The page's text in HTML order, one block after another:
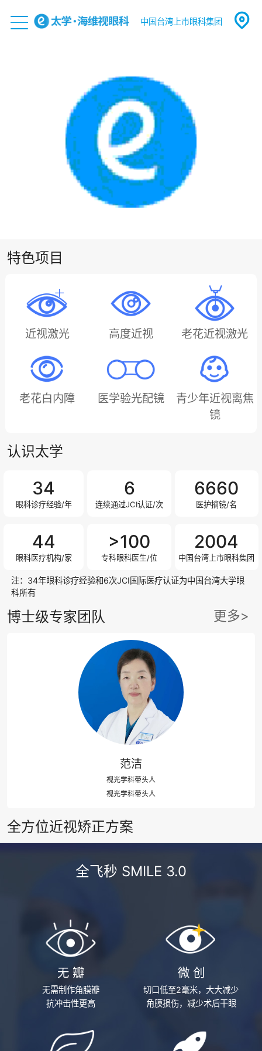
中国台湾上市眼科集团
特色项目
近视激光 高度近视 老花近视激光
老花白内障 医学验光配镜
青少年近视离焦
镜
认识太学
34
眼科诊疗经验/年
6
连续通过JCI认证/次
7120
医护摘镜/名
44
眼科医疗机构/家
>100
专科眼科医生/位
2004
中国台湾上市眼科集团
注：34年眼科诊疗经验和6次JCI国际医疗认证为中国台湾大学眼
科所有
博士级专家团队 更多>
范洁
视光学科带头人
视光学科带头人
全方位近视矫正方案
全飞秒 SMILE 3.0
无 瓣
无需制作角膜瓣
抗冲击性更高
微 创
切口低至2毫米，大大减少
角膜损伤，减少术后干眼